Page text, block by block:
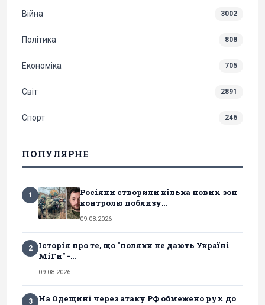
Війна 3002
Політика 808
Економіка 705
Світ 2891
Спорт 246
ПОПУЛЯРНЕ
1
Росіяни створили кілька нових зон
контролю поблизу...
09.08.2026
2
Історія про те, що "поляки не дають Україні
МіГи" -...
09.08.2026
3
На Одещині через атаку РФ обмежено рух до